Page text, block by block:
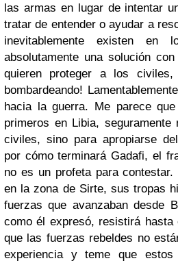
las armas en lugar de intentar
tratar de entender o ayudar a
inevitablemente existen en
absolutamente una solución
quieren proteger a los
bombardeando!
hacia la guerra. Me parece
primeros en Libia,
civiles, sino para apropiarse
por cómo terminará Gadafi, el
no es un profeta para contestar.
en la zona de Sirte, sus tropas
fuerzas que avanzaban desde
como él expresó, resistirá hasta
que las fuerzas rebeldes no
experiencia y teme que